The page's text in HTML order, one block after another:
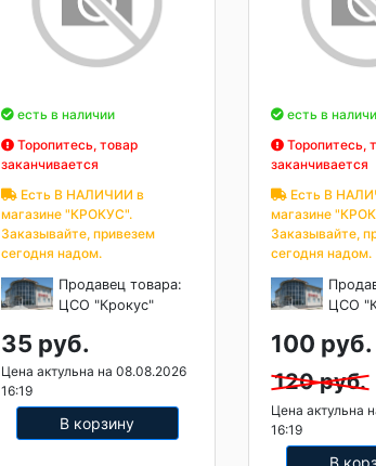
есть в наличии
Торопитесь, товар
заканчивается
Есть В НАЛИЧИИ в
магазине "КРОКУС".
Заказывайте, привезем
сегодня надом.
Продавец товара:
ЦСО "Крокус"
35 руб.
Цена актульна на 08.08.2026
16:19
В корзину
есть в
Торопитесь,
заканчивается
Есть В
магазине
Заказывайте,
сегодня надом.
ЦСО
100 руб.
120 руб.
Цена актульна
16:19
В